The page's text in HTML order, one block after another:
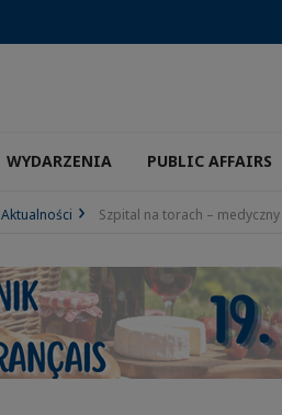
WYDARZENIA PUBLIC AFFAIRS
Aktualności Szpital na torach –